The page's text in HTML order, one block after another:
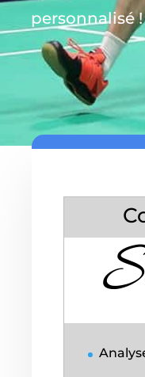
personnalisé !